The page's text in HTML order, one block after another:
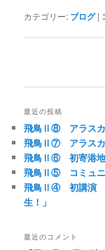
カテゴリー: ブログ |
ナ
ー
シ
ョ
ン
最近の投稿
飛鳥Ⅱ⑧ アラスカ
飛鳥Ⅱ⑦ アラスカ
飛鳥Ⅱ⑥ 初寄港地
飛鳥Ⅱ⑤ コミュニ
飛鳥Ⅱ④ 初講演 「
生！」
最近のコメント